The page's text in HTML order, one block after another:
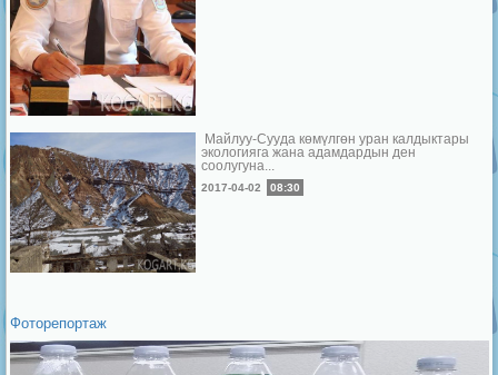
Майлуу-Сууда көмүлгөн уран калдыктары
экологияга жана адамдардын ден
соолугуна...
2017-04-02 08:30
Фоторепортаж